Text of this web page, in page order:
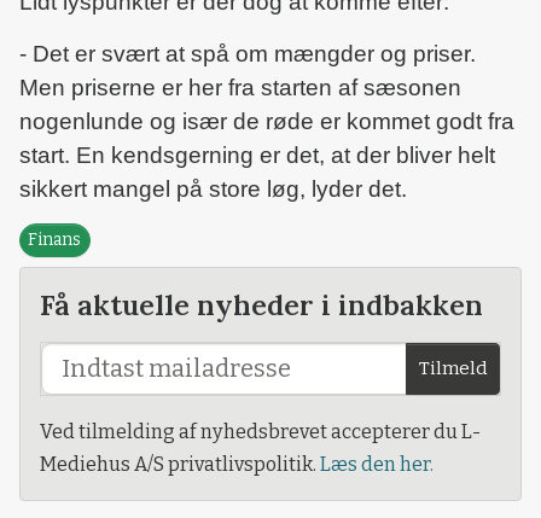
- Det er svært at spå om mængder og priser.
Men priserne er her fra starten af sæsonen
nogenlunde og især de røde er kommet godt fra
start. En kendsgerning er det, at der bliver helt
sikkert mangel på store løg, lyder det.
Finans
Få aktuelle nyheder i indbakken
Tilmeld
Ved tilmelding af nyhedsbrevet accepterer du L-
Mediehus A/S privatlivspolitik. Læs den her.